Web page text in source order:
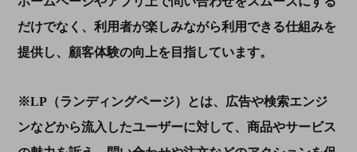
だけでなく、利用者が楽しみながら利用できる仕組みを
提供し、顧客体験の向上を目指しています。
※LP（ランディングページ）とは、広告や検索エンジ
ンなどから流入したユーザーに対して、商品やサービス